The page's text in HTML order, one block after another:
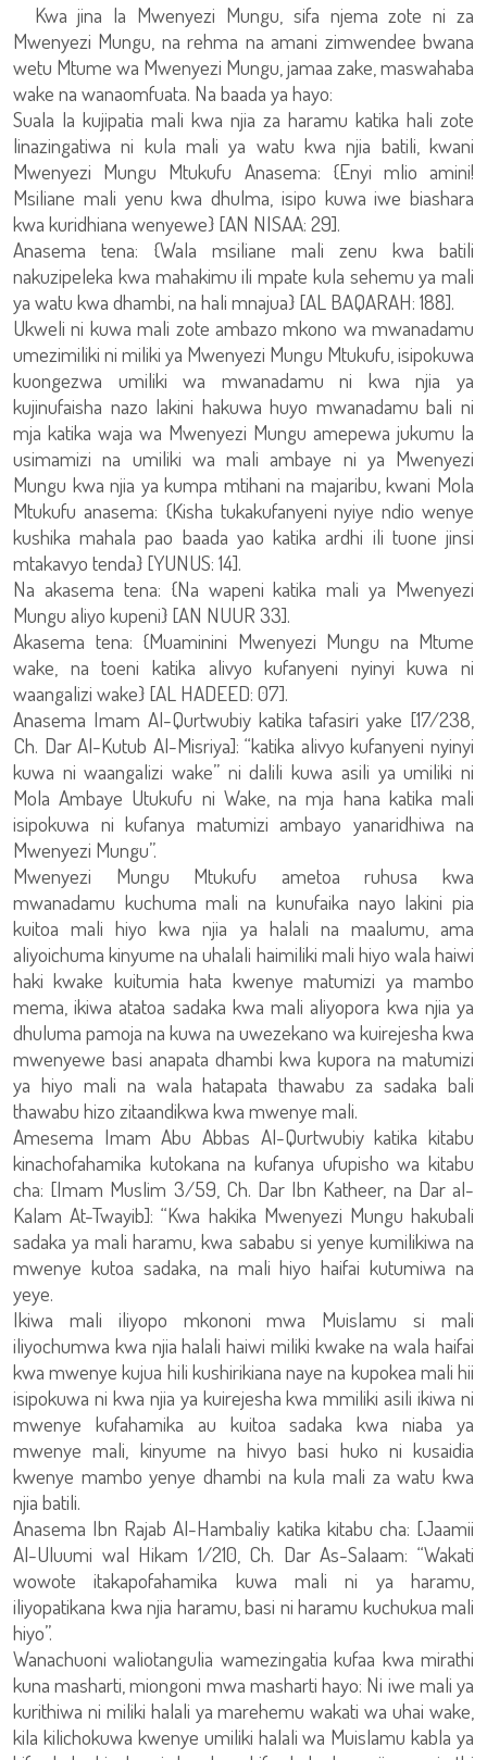
Kwa jina la Mwenyezi Mungu, sifa njema zote ni za
Mwenyezi Mungu, na rehma na amani zimwendee bwana
wetu Mtume wa Mwenyezi Mungu, jamaa zake, maswahaba
wake na wanaomfuata. Na baada ya hayo:
Suala la kujipatia mali kwa njia za haramu katika hali zote
linazingatiwa ni kula mali ya watu kwa njia batili, kwani
Mwenyezi Mungu Mtukufu Anasema: {Enyi mlio amini!
Msiliane mali yenu kwa dhulma, isipo kuwa iwe biashara
kwa kuridhiana wenyewe} [AN NISAA: 29].
Anasema tena: {Wala msiliane mali zenu kwa batili
nakuzipeleka kwa mahakimu ili mpate kula sehemu ya mali
ya watu kwa dhambi, na hali mnajua} [AL BAQARAH: 188].
Ukweli ni kuwa mali zote ambazo mkono wa mwanadamu
umezimiliki ni miliki ya Mwenyezi Mungu Mtukufu, isipokuwa
kuongezwa umiliki wa mwanadamu ni kwa njia ya
kujinufaisha nazo lakini hakuwa huyo mwanadamu bali ni
mja katika waja wa Mwenyezi Mungu amepewa jukumu la
usimamizi na umiliki wa mali ambaye ni ya Mwenyezi
Mungu kwa njia ya kumpa mtihani na majaribu, kwani Mola
Mtukufu anasema: {Kisha tukakufanyeni nyiye ndio wenye
kushika mahala pao baada yao katika ardhi ili tuone jinsi
mtakavyo tenda} [YUNUS: 14].
Na akasema tena: {Na wapeni katika mali ya Mwenyezi
Mungu aliyo kupeni} [AN NUUR 33].
Akasema tena: {Muaminini Mwenyezi Mungu na Mtume
wake, na toeni katika alivyo kufanyeni nyinyi kuwa ni
waangalizi wake} [AL HADEED: 07].
Anasema Imam Al-Qurtwubiy katika tafasiri yake [17/238,
Ch. Dar Al-Kutub Al-Misriya]: “katika alivyo kufanyeni nyinyi
kuwa ni waangalizi wake” ni dalili kuwa asili ya umiliki ni
Mola Ambaye Utukufu ni Wake, na mja hana katika mali
isipokuwa ni kufanya matumizi ambayo yanaridhiwa na
Mwenyezi Mungu”.
Mwenyezi Mungu Mtukufu ametoa ruhusa kwa
mwanadamu kuchuma mali na kunufaika nayo lakini pia
kuitoa mali hiyo kwa njia ya halali na maalumu, ama
aliyoichuma kinyume na uhalali haimiliki mali hiyo wala haiwi
haki kwake kuitumia hata kwenye matumizi ya mambo
mema, ikiwa atatoa sadaka kwa mali aliyopora kwa njia ya
dhuluma pamoja na kuwa na uwezekano wa kuirejesha kwa
mwenyewe basi anapata dhambi kwa kupora na matumizi
ya hiyo mali na wala hatapata thawabu za sadaka bali
thawabu hizo zitaandikwa kwa mwenye mali.
Amesema Imam Abu Abbas Al-Qurtwubiy katika kitabu
kinachofahamika kutokana na kufanya ufupisho wa kitabu
cha: [Imam Muslim 3/59, Ch. Dar Ibn Katheer, na Dar al-
Kalam At-Twayib]: “Kwa hakika Mwenyezi Mungu hakubali
sadaka ya mali haramu, kwa sababu si yenye kumilikiwa na
mwenye kutoa sadaka, na mali hiyo haifai kutumiwa na
yeye.
Ikiwa mali iliyopo mkononi mwa Muislamu si mali
iliyochumwa kwa njia halali haiwi miliki kwake na wala haifai
kwa mwenye kujua hili kushirikiana naye na kupokea mali hii
isipokuwa ni kwa njia ya kuirejesha kwa mmiliki asili ikiwa ni
mwenye kufahamika au kuitoa sadaka kwa niaba ya
mwenye mali, kinyume na hivyo basi huko ni kusaidia
kwenye mambo yenye dhambi na kula mali za watu kwa
njia batili.
Anasema Ibn Rajab Al-Hambaliy katika kitabu cha: [Jaamii
Al-Uluumi wal Hikam 1/210, Ch. Dar As-Salaam: “Wakati
wowote itakapofahamika kuwa mali ni ya haramu,
iliyopatikana kwa njia haramu, basi ni haramu kuchukua mali
hiyo”.
Wanachuoni waliotangulia wamezingatia kufaa kwa mirathi
kuna masharti, miongoni mwa masharti hayo: Ni iwe mali ya
kurithiwa ni miliki halali ya marehemu wakati wa uhai wake,
kila kilichokuwa kwenye umiliki halali wa Muislamu kabla ya